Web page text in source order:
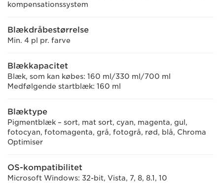
kompensationssystem
Blækdråbestørrelse
Min. 4 pl pr. farve
Blækkapacitet
Blæk, som kan købes: 160 ml/330 ml/700 ml
Medfølgende startblæk: 160 ml
Blæktype
Pigmentblæk – sort, mat sort, cyan, magenta, gul,
fotocyan, fotomagenta, grå, fotogrå, rød, blå, Chroma
Optimiser
OS-kompatibilitet
Microsoft Windows: 32-bit, Vista, 7, 8, 8.1, 10